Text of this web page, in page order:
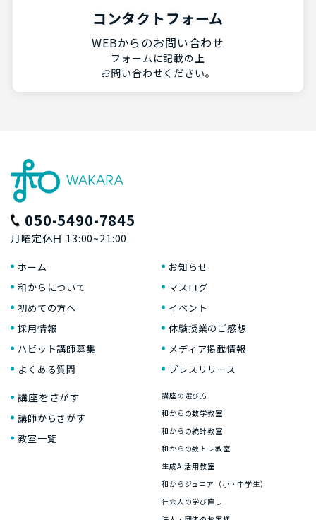
コンタクトフォーム
WEBからのお問い合わせ
フォームに記載の上
お問い合わせください。
050-5490-7845
月曜定休日 13:00~21:00
ホーム
和からについて
初めての方へ
採用情報
ハビット講師募集
よくある質問
お知らせ
マスログ
イベント
体験授業のご感想
メディア掲載情報
プレスリリース
講座をさがす
講師からさがす
教室一覧
講座の選び方
和からの数学教室
和からの統計教室
和からの数トレ教室
生成AI活用教室
和からジュニア（小・中学生）
社会人の学び直し